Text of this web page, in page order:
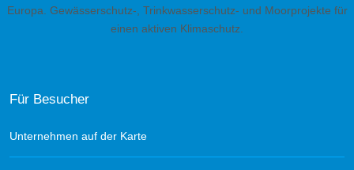
Europa. Gewässerschutz-, Trinkwasserschutz- und Moorprojekte für
einen aktiven Klimaschutz.
Für Besucher
Unternehmen auf der Karte